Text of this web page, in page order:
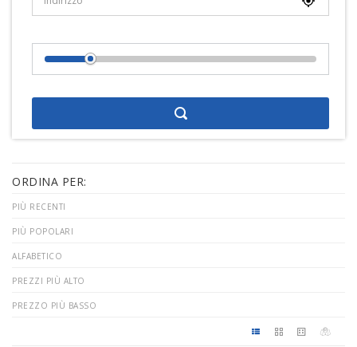
ORDINA PER:
PIÙ RECENTI
PIÙ POPOLARI
ALFABETICO
PREZZI PIÙ ALTO
PREZZO PIÙ BASSO